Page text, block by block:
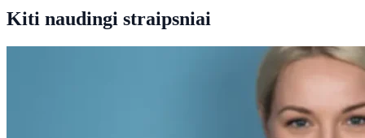
Kiti naudingi straipsniai